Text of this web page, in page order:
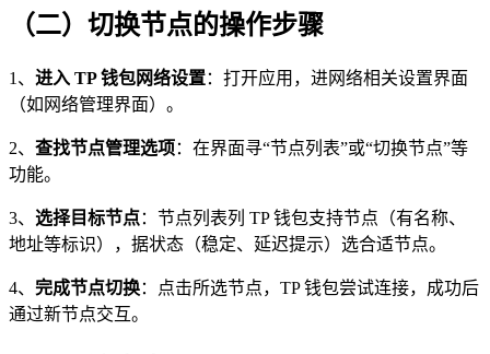
（二）切换节点的操作步骤
1、 进入 TP 钱包网络设置：打开应用，进网络相关设置界面
（如网络管理界面）。
2、 查找节点管理选项 ：在界面寻“节点列表”或“切换节点”等
功能。
3、 选择目标节点：节点列表列 TP 钱包支持节点（有名称、
地址等标识），据状态（稳定、延迟提示）选合适节点。
4、 完成节点切换：点击所选节点，TP 钱包尝试连接，成功后
通过新节点交互。